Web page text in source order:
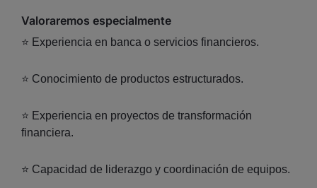
Valoraremos especialmente
⭐ Experiencia en banca o servicios financieros.
⭐ Conocimiento de productos estructurados.
⭐ Experiencia en proyectos de transformación
financiera.
⭐ Capacidad de liderazgo y coordinación de equipos.